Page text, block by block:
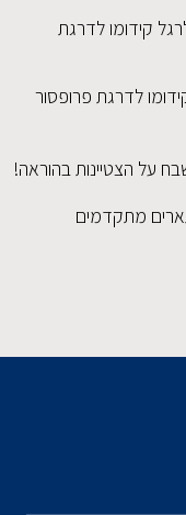
קידומו לדרגת
לדרגת פרופסור
על הצטיינות בהוראה!
מתקדמים